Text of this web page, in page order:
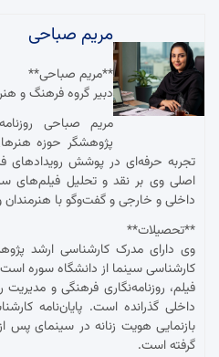
مریم صباحی
**مریم صباحی**
دبیر گروه فرهنگ و
مریم صباحی
پژوهشگر حوزه
تجربه حرفه‌ای در پوشش رویدادهای
اصلی وی بر نقد و تحلیل فیلم‌های
داخلی و خارجی و گفت‌وگو با
**تحصیلات**
وی دارای مدرک کارشناسی ارشد
کارشناسی سینما از دانشگاه سوره
فیلم، روزنامه‌نگاری فرهنگی و
داخلی گذرانده است. پایان‌نامه
بازنمایی هویت زنانه در سینمای پس
گرفته است.